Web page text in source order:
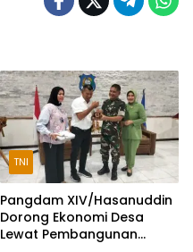
TNI
Pangdam XIV/Hasanuddin
Dorong Ekonomi Desa
Lewat Pembangunan